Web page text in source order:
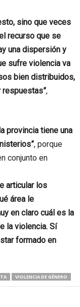
sino que veces
recurso que se
una dispersión y
sufre violencia va
bien distribuidos,
respuestas”,
provincia tiene una
, porque
conjunto en
articular los
área le
en claro cuál es la
la violencia. Sí
formado en
VIOLENCIA DE GÉNERO